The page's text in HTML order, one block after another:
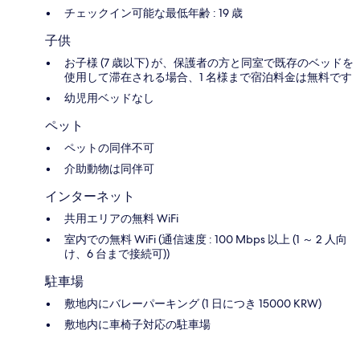
チェックイン可能な最低年齢 : 19 歳
子供
お子様 (7 歳以下) が、保護者の方と同室で既存のベッドを
使用して滞在される場合、1 名様まで宿泊料金は無料です
幼児用ベッドなし
ペット
ペットの同伴不可
介助動物は同伴可
インターネット
共用エリアの無料 WiFi
室内での無料 WiFi (通信速度 : 100 Mbps 以上 (1 ～ 2 人向
け、6 台まで接続可))
駐車場
敷地内にバレーパーキング (1 日につき 15000 KRW)
敷地内に車椅子対応の駐車場